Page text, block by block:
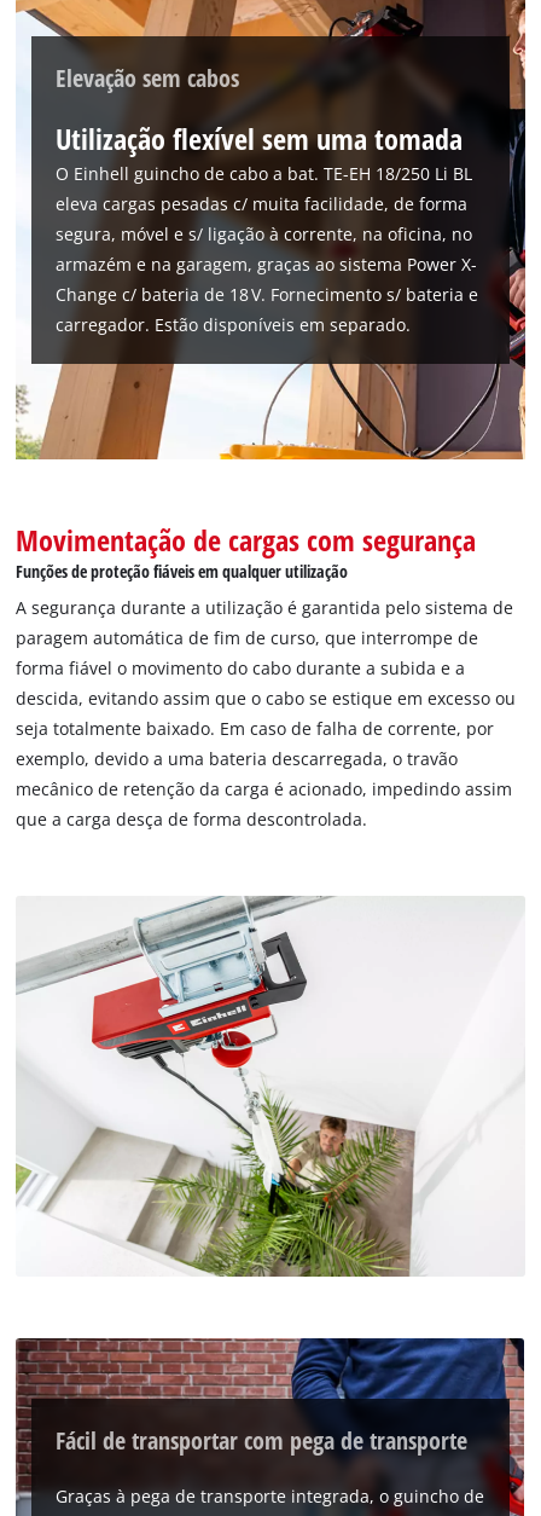
Precisamos do seu consentimento para
carregar o serviço Google Maps!
This content is not permitted to load due
to trackers that are not disclosed to the
visitor. The website owner needs to setup
the site with their CMP to add this content
to the list of technologies used.
Elevação sem cabos
Utilização flexível sem uma tomada
O Einhell guincho de cabo a bat. TE-EH 18/250 Li BL
eleva cargas pesadas c/ muita facilidade, de forma
segura, móvel e s/ ligação à corrente, na oficina, no
armazém e na garagem, graças ao sistema Power X-
Change c/ bateria de 18 V. Fornecimento s/ bateria e
carregador. Estão disponíveis em separado.
Movimentação de cargas com segurança
Funções de proteção fiáveis em qualquer utilização
A segurança durante a utilização é garantida pelo sistema de
paragem automática de fim de curso, que interrompe de
forma fiável o movimento do cabo durante a subida e a
descida, evitando assim que o cabo se estique em excesso ou
seja totalmente baixado. Em caso de falha de corrente, por
exemplo, devido a uma bateria descarregada, o travão
mecânico de retenção da carga é acionado, impedindo assim
que a carga desça de forma descontrolada.
Fácil de transportar com pega de transporte
Graças à pega de transporte integrada, o guincho de